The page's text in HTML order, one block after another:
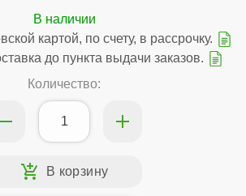
картой, по счету, в рассрочку.
до пункта выдачи заказов.
Количество: